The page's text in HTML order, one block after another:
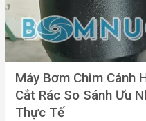
Máy Bơm Chìm Cánh
Cắt Rác So Sánh Ưu
Thực Tế